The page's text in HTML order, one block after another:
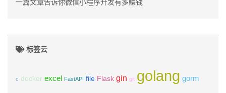
一篇文章告诉你微信小程序开发有多赚钱
标签云
c docker excel FastAPI file Flask gin git golang gorm